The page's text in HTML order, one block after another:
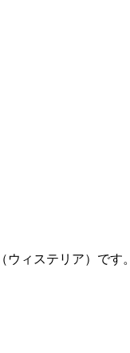
ィステリア）です。